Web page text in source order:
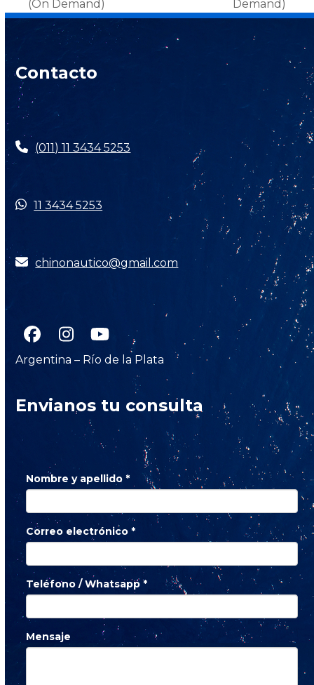
post:
(On Demand)
post:
Demand)
Contacto
(011) 11 3434 5253
11 3434 5253
chinonautico@gmail.com
Facebook
Instagram
YouTube
Argentina – Río de la Plata
Envianos tu consulta
Nombre y apellido *
Correo electrónico*
Teléfono / Whatsapp*
Mensaje